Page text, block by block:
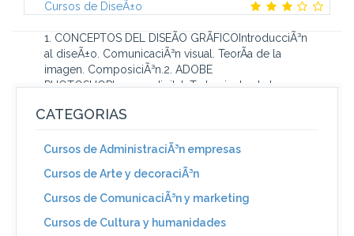
Cursos de DiseÃ±o
1. CONCEPTOS DEL DISEÃO GRÃFICOIntroducciÃ³n
al diseÃ±o. ComunicaciÃ³n visual. TeorÃ­a de la
imagen. ComposiciÃ³n.2. ADOBE
PHOTOSHOPImagen digital. Tratamiento de la
CATEGORIAS
Cursos de AdministraciÃ³n empresas
Cursos de Arte y decoraciÃ³n
Cursos de ComunicaciÃ³n y marketing
Cursos de Cultura y humanidades